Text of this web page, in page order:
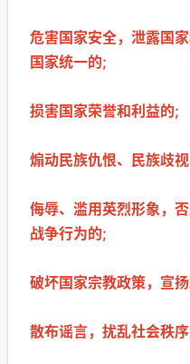
危害国家安全，泄露国
国家统一的;
损害国家荣誉和利益的;
煽动民族仇恨、民族歧
侮辱、滥用英烈形象，
战争行为的;
破坏国家宗教政策，宣
散布谣言，扰乱社会秩